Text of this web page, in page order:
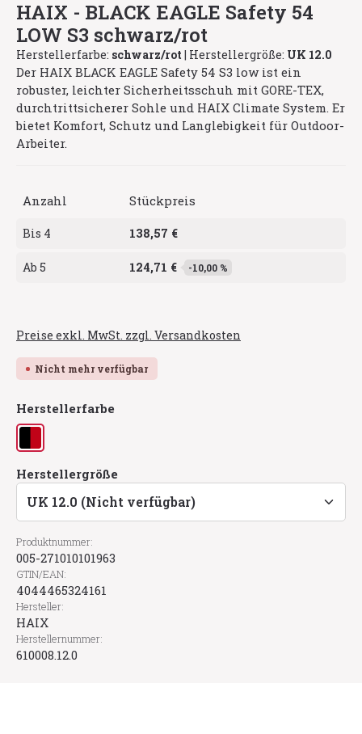
HAIX - BLACK EAGLE Safety 54
LOW S3 schwarz/rot
Herstellerfarbe: schwarz/rot | Herstellergröße: UK 12.0
Der HAIX BLACK EAGLE Safety 54 S3 low ist ein
robuster, leichter Sicherheitsschuh mit GORE-TEX,
durchtrittsicherer Sohle und HAIX Climate System. Er
bietet Komfort, Schutz und Langlebigkeit für Outdoor-
Arbeiter.
Anzahl Stückpreis
Bis 4 138,57 €
Ab 5 124,71 € -10,00 %
Preise exkl. MwSt. zzgl. Versandkosten
Nicht mehr verfügbar
Herstellerfarbe
schwarz/rot
(Diese Option ist zurzeit nicht verfügbar.)
Herstellergröße
Produktnummer:
005-271010101963
GTIN/EAN:
4044465324161
Hersteller:
HAIX
Herstellernummer:
610008.12.0